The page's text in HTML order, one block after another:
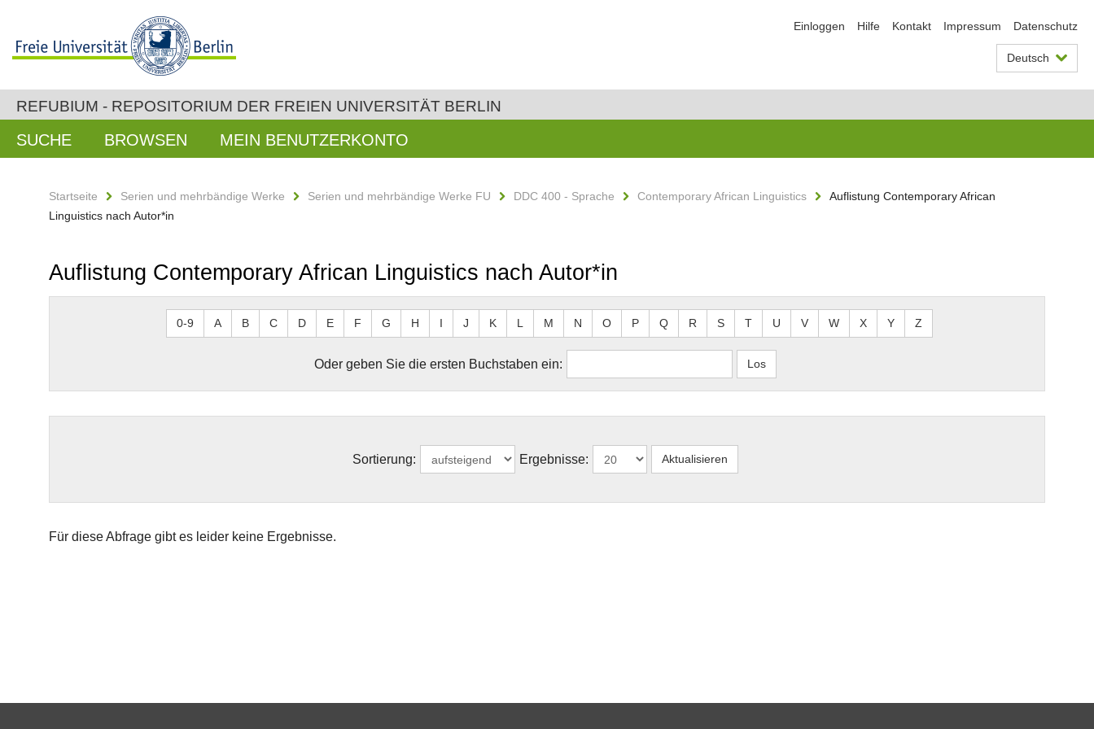
Einloggen Hilfe Kontakt Impressum Datenschutz
Deutsch
REFUBIUM - REPOSITORIUM DER FREIEN UNIVERSITÄT BERLIN
SUCHE BROWSEN MEIN BENUTZERKONTO
Startseite Serien und mehrbändige Werke Serien und mehrbändige Werke FU DDC 400 - Sprache Contemporary African Linguistics
Auflistung Contemporary African
Linguistics nach Autor*in
Auflistung Contemporary African Linguistics nach Autor*in
0-9 A B C D E F G H I J K L M N O P Q R S T U V W X Y Z
Oder geben Sie die ersten Buchstaben ein:
Sortierung: Ergebnisse:
Für diese Abfrage gibt es leider keine Ergebnisse.